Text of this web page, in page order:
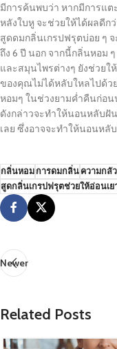
มีการค้นพบว่า หากมีการแ
หลังใบหู จะช่วยให้ได้ผลดีก
สูดดมกลิ่นเกรปฟรุตบ่อย ๆ
ถึง 6 ปี นอก จากนี้กลิ่นหอม
และสมุนไพรต่างๆ ยังช่วย
ของคุณไม่ได้หลับใหลไปด้ว
หอมๆ ในช่วงยามค่ำคืนก่อ
ดังกล่าวจะทำให้นอนหลับฝั
เลย ซึ่งอาจจะทำให้นอนหลั
กลิ่นหอมการดมกลิ่นความกลั
สูดกลิ่นเกรปฟรุตช่วยให้อ่อนเย
Newer
Related Posts